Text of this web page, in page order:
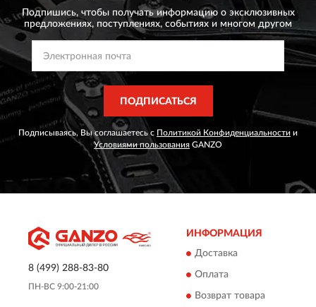
Подпишись, чтобы получать информацию о эксклюзивных
предложениях, поступлениях, событиях и многом другом
ПОДПИСАТЬСЯ
Подписываясь, Вы соглашаетесь с Политикой Конфиденциальности и
Условиями пользования GANZO
8 (499) 288-83-80
ПН-ВС 9:00-21:00
ИНФОРМАЦИЯ
Доставка
Оплата
Возврат товара